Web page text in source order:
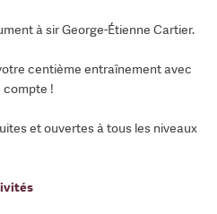
à sir George-Étienne Cartier.
centième entraînement avec
compte !
et ouvertes à tous les niveaux